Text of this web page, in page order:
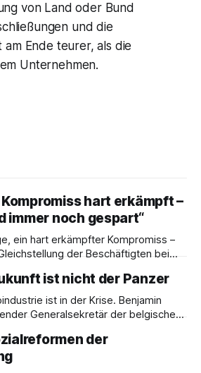
von Land oder Bund
und die
am Ende teurer, als die
Unternehmen.
hart erkämpft –
immer noch gespart“
ein hart erkämpfter Kompromiss –
der Beschäftigten bei
geht weiter. Im Gespräch mit Julia-
Tomkowiak Bilanz des
formuliert klare Erwartungen an die
ist nicht der Panzer
ist in der Krise. Benjamin
Generalsekretär der belgischen
kein technisches Schicksal ist – und
Aufrüstung, sondern eine
im Interesse der
der